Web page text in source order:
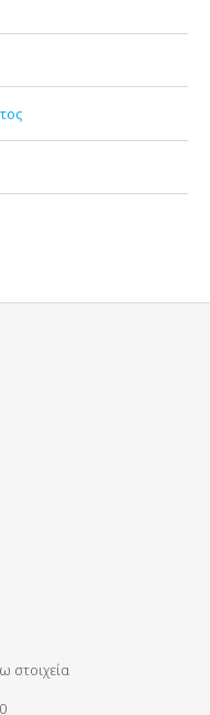
στοιχεία